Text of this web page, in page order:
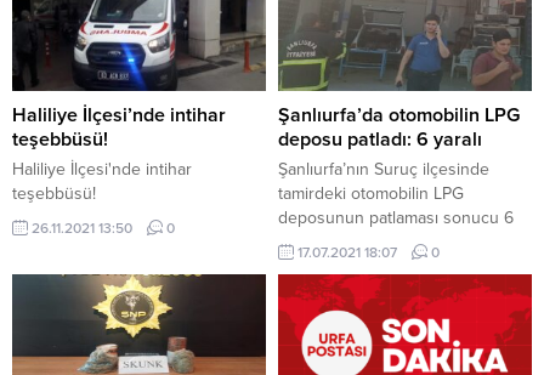
Haliliye İlçesi’nde intihar
teşebbüsü!
Haliliye İlçesi'nde intihar
teşebbüsü!
26.11.2021 13:50 0
Şanlıurfa’da otomobilin LPG
deposu patladı: 6 yaralı
Şanlıurfa’nın Suruç ilçesinde
tamirdeki otomobilin LPG
deposunun patlaması sonucu 6
kişi yaralandı. Suruç Sanayi
Sitesi’ndeki bir tamirhanedeki
otomobilin LPG deposunda
henüz belirlenemeyen nedenle
patlama meydana geldi. İhbar
üzerine olay yerine, sağlık ve
17.07.2021 18:07 0